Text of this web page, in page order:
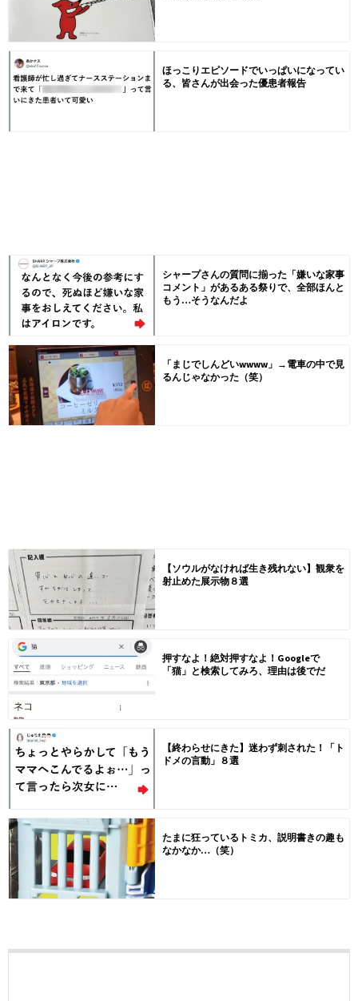
ほっこりエピソードでいっぱいになってい
る、皆さんが出会った優患者報告
シャープさんの質問に揃った「嫌いな家事
コメント」があるある祭りで、全部ほんと
もう…そうなんだよ
「まじでしんどいwwww」→電車の中で見
るんじゃなかった（笑）
【ソウルがなければ生き残れない】観衆を
射止めた展示物８選
押すなよ！絶対押すなよ！Googleで
「猫」と検索してみろ、理由は後でだ
【終わらせにきた】迷わず刺された！「ト
ドメの言動」８選
たまに狂っているトミカ、説明書きの趣も
なかなか…（笑）